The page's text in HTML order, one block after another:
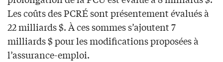
Les coûts des PCRÉ sont présentement évalués à
22 milliards $. À ces sommes s’ajoutent 7
milliards $ pour les modifications proposées à
l’assurance-emploi.